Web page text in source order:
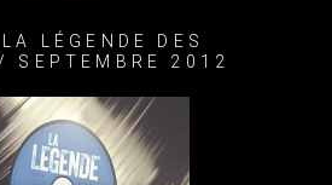
LÉGENDE DES
SEPTEMBRE 2012